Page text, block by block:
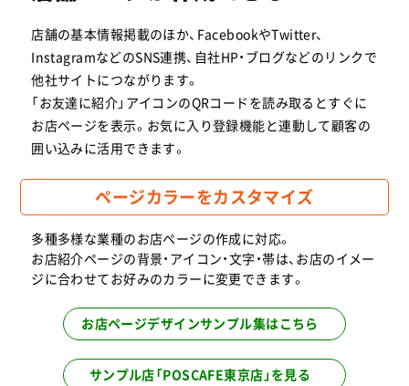
ピカまる本舗様のサービスがスタートしました。
2025.11
2025.11
Shisha Cafe&Bar Nexus様のサービスがスタートし
サービスがスタートしました。
2025.10
オーダースーツSADA plus 東京駅八重洲店様のサー
2025.10
トしました。
店舗の基本情報掲載のほか、FacebookやTwitter、
InstagramなどのSNS連携、自社HP・ブログなどのリンクで
他社サイトにつながります。
「お友達に紹介」アイコンのQRコードを読み取るとすぐに
お店ページを表示。お気に入り登録機能と連動して顧客の
囲い込みに活用できます。
ページカラーをカスタマイズ
多種多様な業種のお店ぺージの作成に対応。
お店紹介ページの背景・アイコン・文字・帯は、お店のイメー
ジに合わせてお好みのカラーに変更できます。
お店ページデザインサンプル集はこちら
サンプル店「POSCAFE東京店」を見る